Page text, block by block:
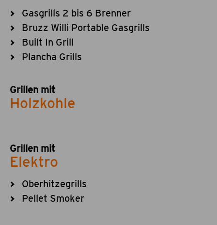
Gasgrills 2 bis 6 Brenner
Bruzz Willi Portable Gasgrills
Built In Grill
Plancha Grills
Grillen mit
Holzkohle
Grillen mit
Elektro
Oberhitzegrills
Pellet Smoker